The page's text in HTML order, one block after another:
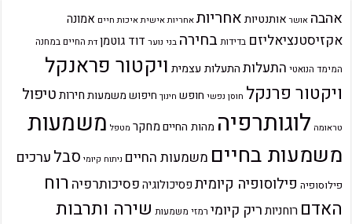
אהבה אושר אותנטיותאחריותאחריות אישיתאיכות חיים אמונה
אקזיסטנציאליזם בדידותבחירה בני נוער דוד גוטמן דת החיים במחנה
המימד הנואטי התעלותהתעלות עצמית ויקטור פראנקל
ויקטור פרנקל חוסן נפשי חופש חינוך חיפוש משמעותחירותטיפול
טראומה לוגותרפיה מהות החייםמחקר מטפל משמעות
משמעות בחיים משמעות החיים ניתוח קיומי סבלערכים
פילוסופיה פילוסופיה קיומיתפסיכולוגיהפסיכותרפיה רוח
האדם רוחניותריק קיומי רמזי משמעות שירה ותרבות